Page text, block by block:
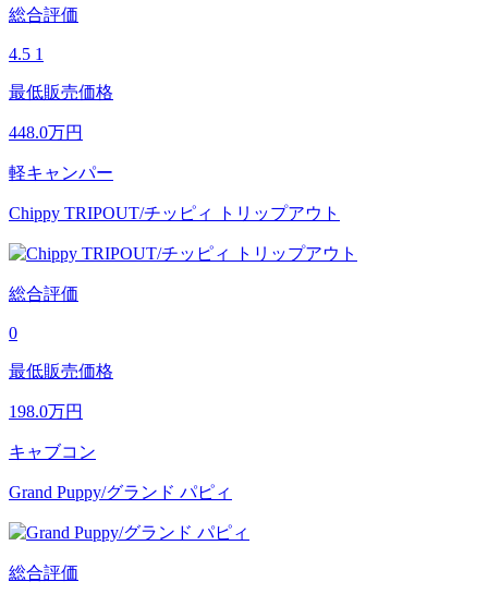
総合評価
4.5 1
最低販売価格
448.0万円
軽キャンパー
Chippy TRIPOUT/チッピィ トリップアウト
総合評価
0
最低販売価格
198.0万円
キャブコン
Grand Puppy/グランド パピィ
総合評価